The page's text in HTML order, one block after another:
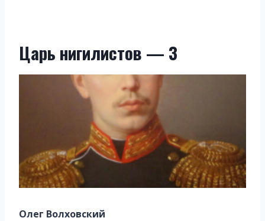
Царь нигилистов — 3
Олег Волховский